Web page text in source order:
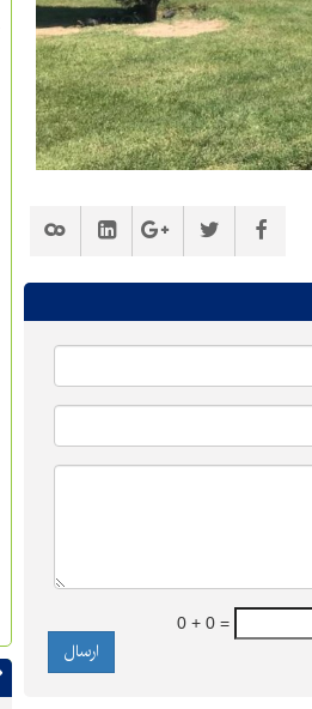
0 + 0 =